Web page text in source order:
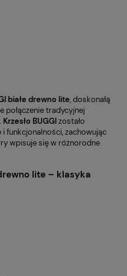
białe drewno lite, doskonałą
połączenie tradycyjnej
Krzesło BUGGIzostało
funkcjonalności, zachowując
wpisuje się w różnorodne
lite – klasyka